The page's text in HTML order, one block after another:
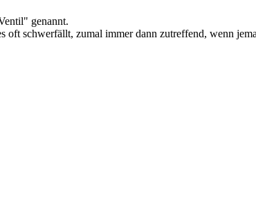
genannt.
schwerfällt, zumal immer dann zutreffend, wenn